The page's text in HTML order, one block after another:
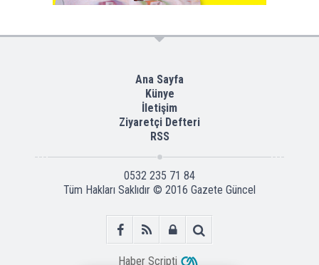
Ana Sayfa
Künye
İletişim
Ziyaretçi Defteri
RSS
0532 235 71 84
Tüm Hakları Saklıdır © 2016 Gazete Güncel
Haber Scripti